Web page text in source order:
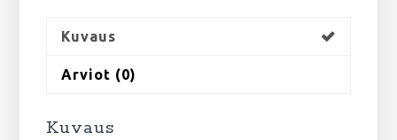
Kuvaus
Arviot (0)
Kuvaus